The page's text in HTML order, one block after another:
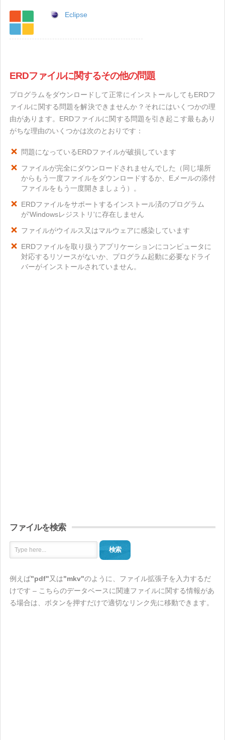
Eclipse
ERDファイルに関するその他の問題
プログラムをダウンロードして正常にインストールしてもERDフ
ァイルに関する問題を解決できませんか？それにはいくつかの理
由があります。ERDファイルに関する問題を引き起こす最もあり
がちな理由のいくつかは次のとおりです：
問題になっているERDファイルが破損しています
ファイルが完全にダウンロードされませんでした（同じ場所
からもう一度ファイルをダウンロードするか、Eメールの添付
ファイルをもう一度開きましょう）。
ERDファイルをサポートするインストール済のプログラム
が'Windowsレジストリ'に存在しません
ファイルがウイルス又はマルウェアに感染しています
ERDファイルを取り扱うアプリケーションにコンピュータに
対応するリソースがないか、プログラム起動に必要なドライ
バーがインストールされていません。
ファイルを検索
検索
例えば"pdf"又は"mkv"のように、ファイル拡張子を入力するだ
けです – こちらのデータベースに関連ファイルに関する情報があ
る場合は、ボタンを押すだけで適切なリンク先に移動できます。